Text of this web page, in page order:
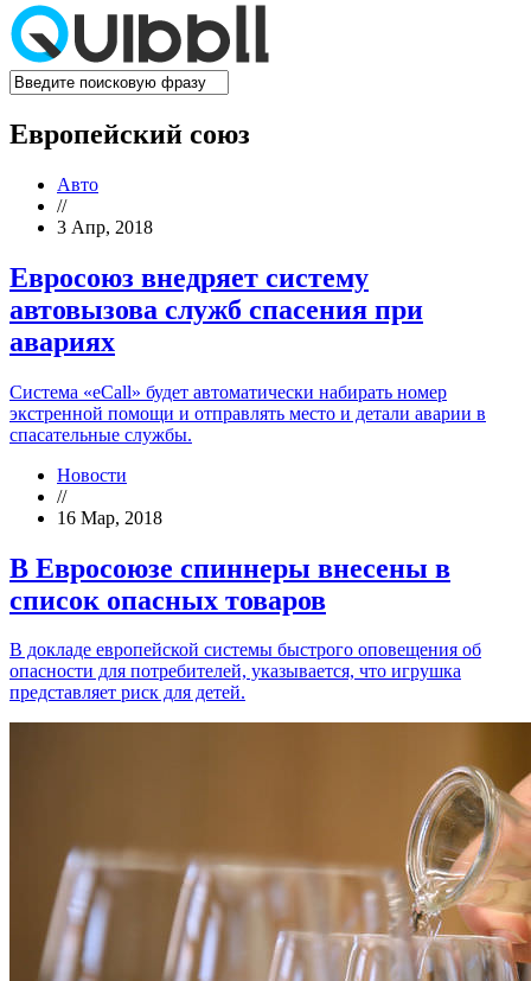
Европейский союз
Авто
//
3 Апр, 2018
Евросоюз внедряет систему
автовызова служб спасения при
авариях
Система «eCall» будет автоматически набирать номер
экстренной помощи и отправлять место и детали аварии в
спасательные службы.
Новости
//
16 Мар, 2018
В Евросоюзе спиннеры внесены в
список опасных товаров
В докладе европейской системы быстрого оповещения об
опасности для потребителей, указывается, что игрушка
представляет риск для детей.